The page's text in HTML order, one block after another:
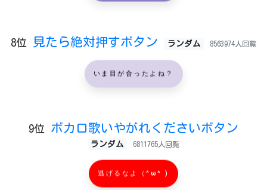
8位 見たら絶対押すボタン ランダム 8563974人回覧
いま目が合ったよね？
9位 ボカロ歌いやがれくださいボタン
ランダム 6811765人回覧
逃げるなよ（^ω^ )